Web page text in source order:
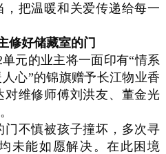
，把温暖和关爱传递给每一
修好储藏室的门
元的业主将一面印有“情系
心”的锦旗赠予长江物业香
维修师傅刘洪友、董金光
门不慎被孩子撞坏，多次寻
未能如愿解决。在此困境